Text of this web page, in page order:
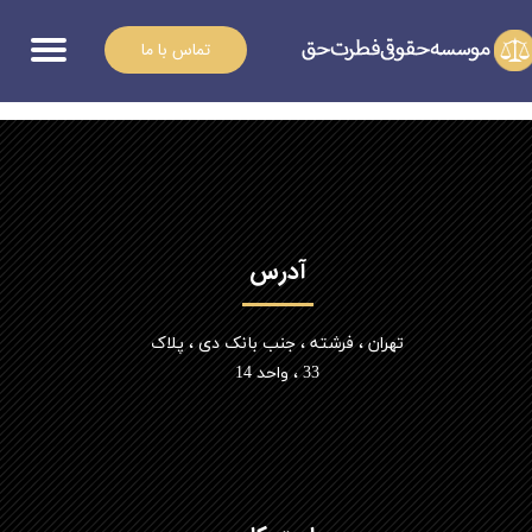
تماس با ما
آدرس
تهران ، فرشته ، جنب بانک دی ، پلاک
33 ، واحد 14